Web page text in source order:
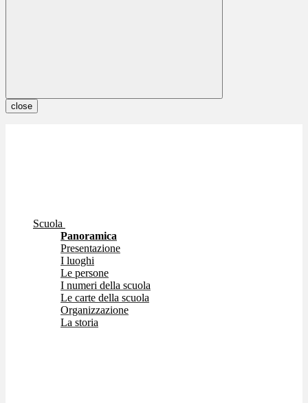
close
Scuola
Panoramica
Presentazione
I luoghi
Le persone
I numeri della scuola
Le carte della scuola
Organizzazione
La storia